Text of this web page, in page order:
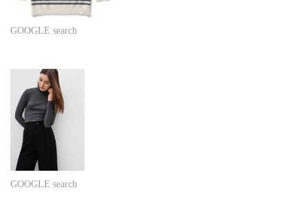
GOOGLE search
GOOGLE search